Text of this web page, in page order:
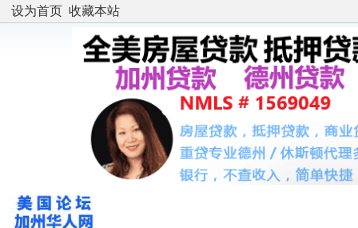
设为首页 收藏本站